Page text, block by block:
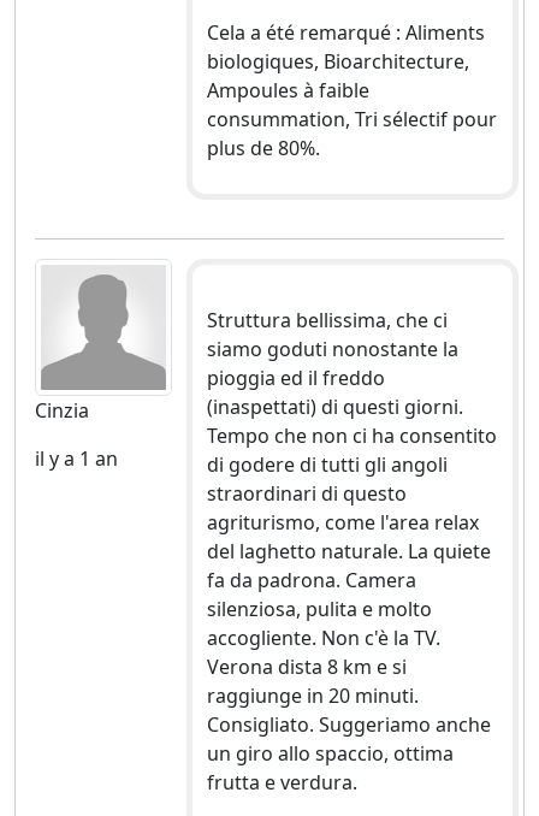
Cela a été remarqué : Aliments
biologiques, Bioarchitecture,
Ampoules à faible
consummation, Tri sélectif pour
plus de 80%.
Cinzia
il y a 1 an
Struttura bellissima, che ci
siamo goduti nonostante la
pioggia ed il freddo
(inaspettati) di questi giorni.
Tempo che non ci ha consentito
di godere di tutti gli angoli
straordinari di questo
agriturismo, come l'area relax
del laghetto naturale. La quiete
fa da padrona. Camera
silenziosa, pulita e molto
accogliente. Non c'è la TV.
Verona dista 8 km e si
raggiunge in 20 minuti.
Consigliato. Suggeriamo anche
un giro allo spaccio, ottima
frutta e verdura.